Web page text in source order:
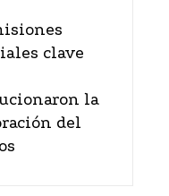
clave
la
del